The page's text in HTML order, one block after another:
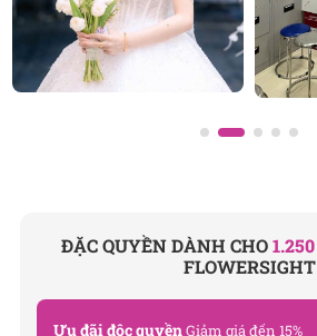
ĐẶC QUYỀN DÀNH CHO1.250
FLOWERSIGHT
Ưu đãi độc quyềnGiảm giá đến 15%